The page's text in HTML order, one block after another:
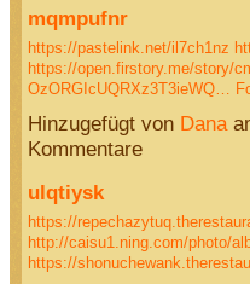
mqmpufnr
https://pastelink.net/il7ch1nz
https://open.firstory.me/story/
OzORGIcUQRXz3T3ieWQ…
Hinzugefügt von Dana
Kommentare
ulqtiysk
https://
http://caisu1.ning.com/photo/
https://